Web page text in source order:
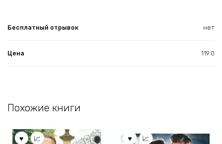
Бесплатный отрывок нет
Цена 119.0
Похожие книги